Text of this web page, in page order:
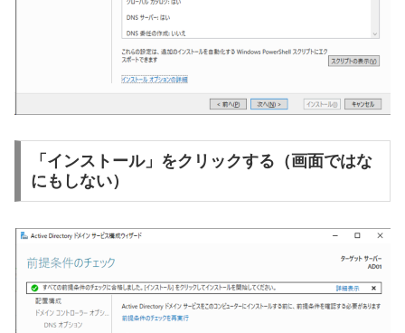
「インストール」をクリックする（画面ではな
にもしない）